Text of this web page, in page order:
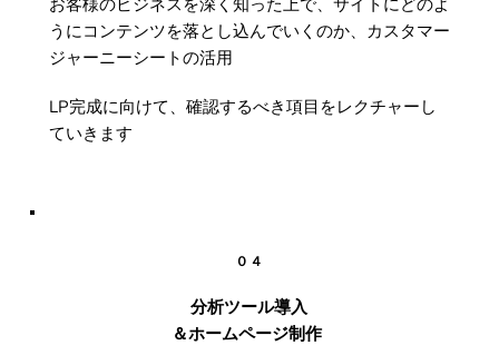
うにコンテンツを落とし込んでいくのか、カスタマー
ジャーニーシートの活用
LP完成に向けて、確認するべき項目をレクチャーし
ていきます
０４
分析ツール導入
＆ホームページ制作